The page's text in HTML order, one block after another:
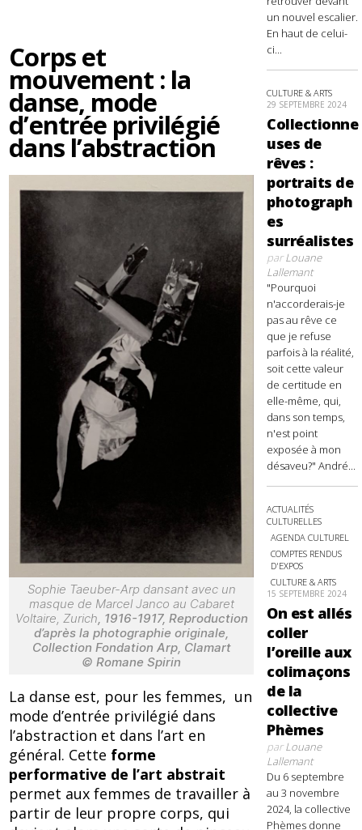
Corps et
mouvement : la
danse, mode
d’entrée privilégié
dans l’abstraction
Sophie Taeuber-Arp dansant avec un
masque de Marcel Janco au Cabaret
Voltaire, Zurich , 1916-1917, Reproduction
d’après la photographie originale,
Collection Fondation Arp, Clamart
© Romane Spirin
La danse est, pour les femmes, un
mode d’entrée privilégié dans
l’abstraction et dans l’art en
général. Cette forme
performative de l’art abstrait
permet aux femmes de travailler à
partir de leur propre corps, qui
un nouvel escalier.
En haut de celui-
ci...
CULTURE & ARTS
29 SEPTEMBRE 2024
Collectionne
uses de
rêves :
portraits de
photograph
es
surréalistes
parLouane
Lallemant
"Pourquoi
n'accorderais-je
pas au rêve ce
que je refuse
parfois à la réalité,
soit cette valeur
de certitude en
elle-même, qui,
dans son temps,
n'est point
exposée à mon
désaveu?" André...
ACTUALITÉS
CULTURELLES
AGENDA CULTUREL
COMPTES RENDUS
D'EXPOS
CULTURE & ARTS
15 SEPTEMBRE 2024
On est allés
coller
l’oreille aux
colimaçons
de la
collective
Phèmes
parLouane
Lallemant
Du 6 septembre
au 3 novembre
2024, la collective
Phèmes donne